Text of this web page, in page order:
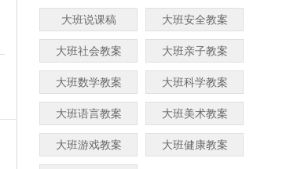
大班说课稿 大班安全教案
大班社会教案 大班亲子教案
大班数学教案 大班科学教案
大班语言教案 大班美术教案
大班游戏教案 大班健康教案